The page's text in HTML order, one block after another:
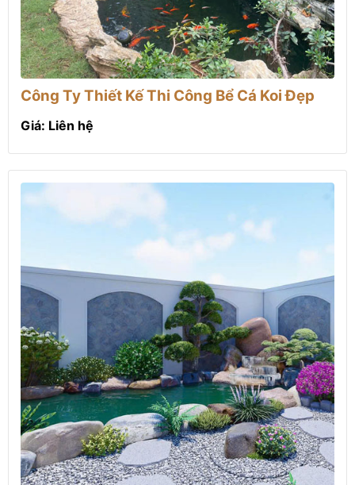
Công Ty Thiết Kế Thi Công Bể Cá Koi Đẹp
Giá: Liên hệ